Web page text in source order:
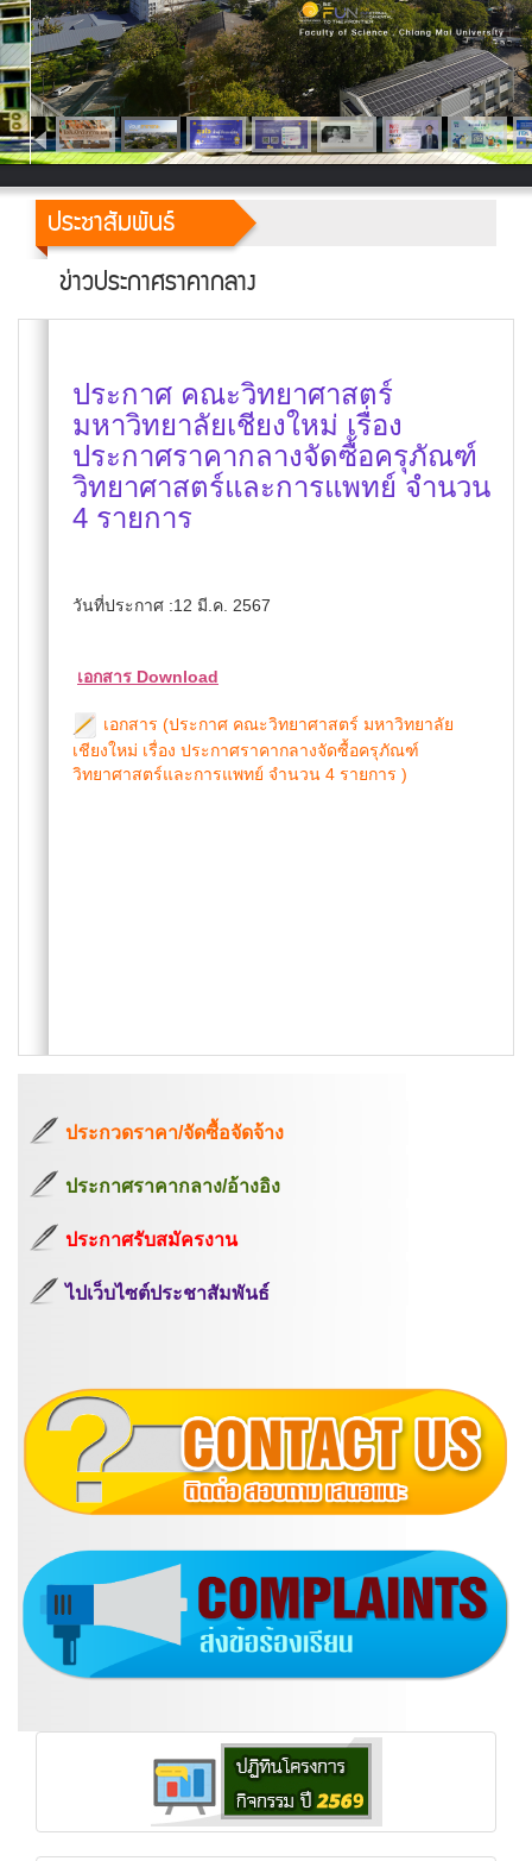
ประชาสัมพันธ์
ข่าวประกาศราคากลาง
ประกาศ คณะวิทยาศาสตร์
มหาวิทยาลัยเชียงใหม่ เรื่อง
ประกาศราคากลางจัดซื้อครุภัณฑ์
วิทยาศาสตร์และการแพทย์ จำนวน
4 รายการ
วันที่ประกาศ :12 มี.ค. 2567
เอกสาร Download
เอกสาร (ประกาศ คณะวิทยาศาสตร์ มหาวิทยาลัย
เชียงใหม่ เรื่อง ประกาศราคากลางจัดซื้อครุภัณฑ์
วิทยาศาสตร์และการแพทย์ จำนวน 4 รายการ )
ประกวดราคา/จัดซื้อจัดจ้าง
ประกาศราคากลาง/อ้างอิง
ประกาศรับสมัครงาน
ไปเว็บไซต์ประชาสัมพันธ์